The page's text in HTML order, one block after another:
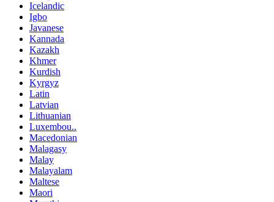
Icelandic
Igbo
Javanese
Kannada
Kazakh
Khmer
Kurdish
Kyrgyz
Latin
Latvian
Lithuanian
Luxembou..
Macedonian
Malagasy
Malay
Malayalam
Maltese
Maori